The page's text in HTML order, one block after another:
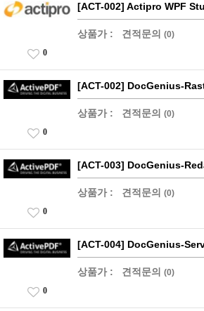
[ACT-002] Actipro WPF
상품가 : 견적문의 (0)
0
[ACT-002] DocGenius-
상품가 : 견적문의 (0)
0
[ACT-003] DocGenius-
상품가 : 견적문의 (0)
0
[ACT-004] DocGenius-
상품가 : 견적문의 (0)
0